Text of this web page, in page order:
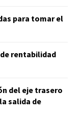
para tomar el
rentabilidad
del eje trasero
salida de